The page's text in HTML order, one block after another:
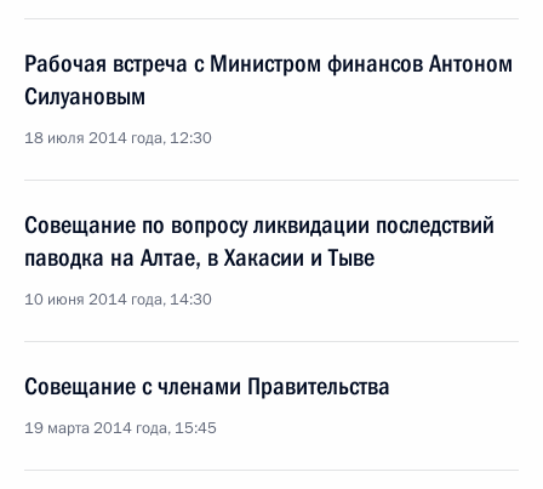
Рабочая встреча с Министром финансов Антоном
Силуановым
18 июля 2014 года, 12:30
Совещание по вопросу ликвидации последствий
паводка на Алтае, в Хакасии и Тыве
10 июня 2014 года, 14:30
Совещание с членами Правительства
19 марта 2014 года, 15:45